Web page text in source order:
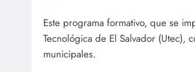
Este programa formativo, que se
Tecnológica de El Salvador (Utec),
municipales.